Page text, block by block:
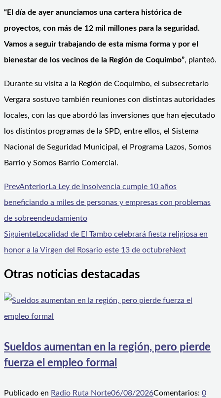
“El día de ayer anunciamos una cartera histórica de
proyectos, con más de 12 mil millones para la seguridad.
Vamos a seguir trabajando de esta misma forma y por el
bienestar de los vecinos de la Región de Coquimbo”, planteó.
Durante su visita a la Región de Coquimbo, el subsecretario
Vergara sostuvo también reuniones con distintas autoridades
locales, con las que abordó las inversiones que han ejecutado
los distintos programas de la SPD, entre ellos, el Sistema
Nacional de Seguridad Municipal, el Programa Lazos, Somos
Barrio y Somos Barrio Comercial.
PrevAnteriorLa Ley de Insolvencia cumple 10 años
beneficiando a miles de personas y empresas con problemas
de sobreendeudamiento
SiguienteLocalidad de El Tambo celebrará fiesta religiosa en
honor a la Virgen del Rosario este 13 de octubreNext
Otras noticias destacadas
Sueldos aumentan en la región, pero pierde
fuerza el empleo formal
Publicado en Radio Ruta Norte06/08/2026Comentarios: 0